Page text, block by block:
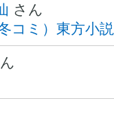
さん
コミ）東方小